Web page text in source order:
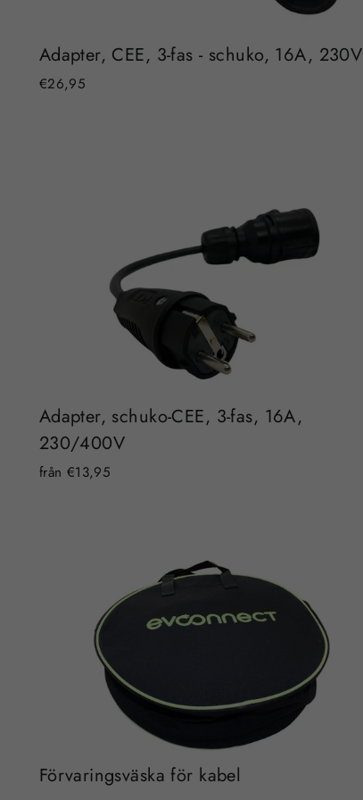
Adapter, CEE, 3-fas - schuko, 16A, 230V
€26,95
Adapter, schuko-CEE, 3-fas, 16A,
230/400V
från €13,95
Förvaringsväska för kabel